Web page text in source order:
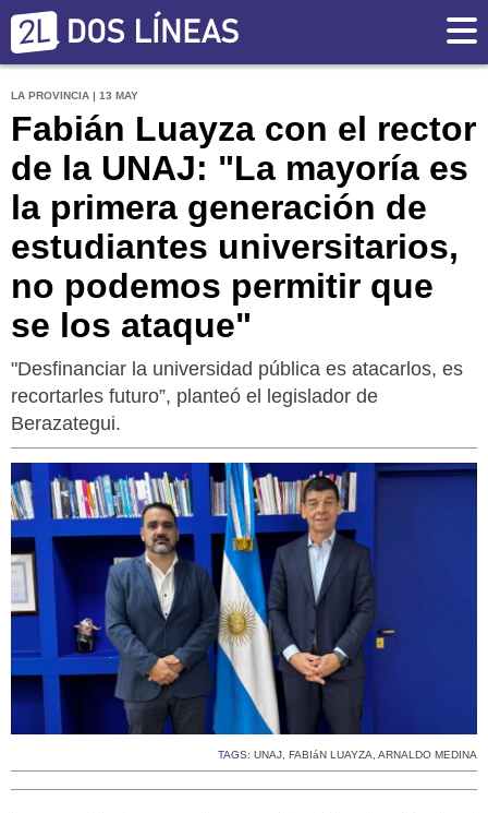
LA PROVINCIA | 13 MAY
Fabián Luayza con el rector
de la UNAJ: "La mayoría es
la primera generación de
estudiantes universitarios,
no podemos permitir que
se los ataque"
"Desfinanciar la universidad pública es atacarlos, es
recortarles futuro”, planteó el legislador de
Berazategui.
TAGS: UNAJ, FABIáN LUAYZA, ARNALDO MEDINA